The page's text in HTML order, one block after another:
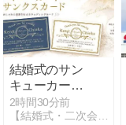
結婚式のサン
キューカー
ド・サンクス
カード｜おし
2時間30分前